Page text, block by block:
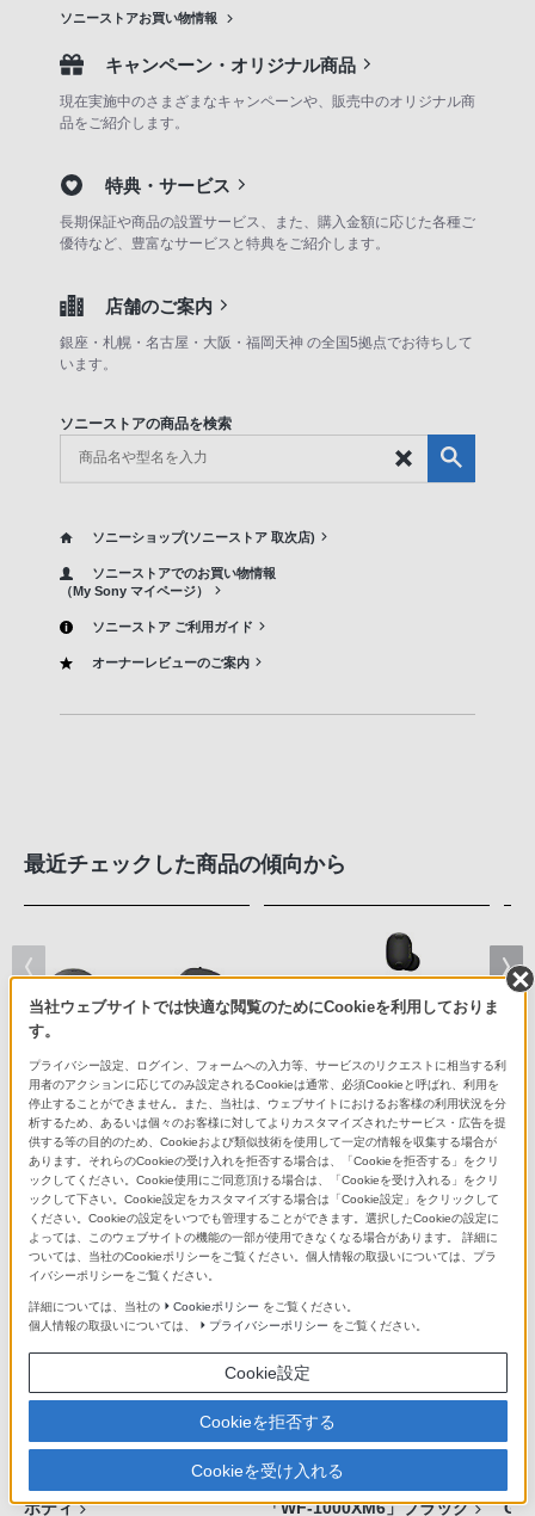
ソニーストアお買い物情報
キャンペーン・オリジナル商品
現在実施中のさまざまなキャンペーンや、販売中のオリジナル商
品をご紹介します。
特典・サービス
長期保証や商品の設置サービス、また、購入金額に応じた各種ご
優待など、豊富なサービスと特典をご紹介します。
店舗のご案内
銀座・札幌・名古屋・大阪・福岡天神 の全国5拠点でお待ちして
います。
ソニーストアの商品を検索
ソニーショップ(ソニーストア 取次店)
ソニーストアでのお買い物情報
（My Sony マイページ）
ソニーストア ご利用ガイド
オーナーレビューのご案内
最近チェックした商品の傾向から
完全ワイヤレスイヤホン
「WF-C710N」 ブラック
WF-C710N/B
完全ワイヤレスイヤホン
「WF-1000XM6」ブラック
WF-1000XM6/B
ワ
ッ
最近チェックした商品
Cinema Lineカメラ「FX5」
ボディ
完全ワイヤレスイヤホン
「WF-1000XM6」ブラック
当社ウェブサイトでは快適な閲覧のためにCookieを利用しておりま
す。
プライバシー設定、ログイン、フォームへの入力等、サービスのリクエストに相当する利
用者のアクションに応じてのみ設定されるCookieは通常、必須Cookieと呼ばれ、利用を
停止することができません。また、当社は、ウェブサイトにおけるお客様の利用状況を分
析するため、あるいは個々のお客様に対してよりカスタマイズされたサービス・広告を提
供する等の目的のため、Cookieおよび類似技術を使用して一定の情報を収集する場合が
あります。それらのCookieの受け入れを拒否する場合は、「Cookieを拒否する」をクリ
ックしてください。Cookie使用にご同意頂ける場合は、「Cookieを受け入れる」をクリ
ックして下さい。Cookie設定をカスタマイズする場合は「Cookie設定」をクリックして
ください。Cookieの設定をいつでも管理することができます。選択したCookieの設定に
よっては、このウェブサイトの機能の一部が使用できなくなる場合があります。 詳細に
ついては、当社のCookieポリシーをご覧ください。個人情報の取扱いについては、プラ
イバシーポリシーをご覧ください。
詳細については、当社の Cookieポリシー をご覧ください。
個人情報の取扱いについては、
プライバシーポリシー をご覧ください。
Cookie設定
Cookieを拒否する
Cookieを受け入れる